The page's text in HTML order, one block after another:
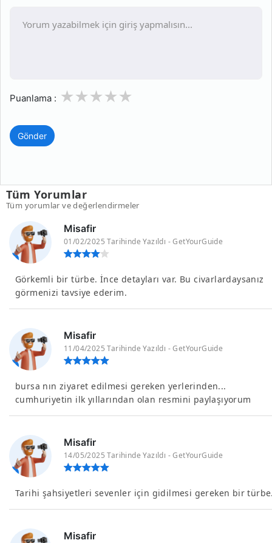
Puanlama : 3
2
1
Gönder
Tüm Yorumlar
Tüm yorumlar ve değerlendirmeler
Misafir
01/02/2025 Tarihinde Yazıldı - GetYourGuide
Görkemli bir türbe. İnce detayları var. Bu civarlardaysanız
görmenizi tavsiye ederim.
Misafir
11/04/2025 Tarihinde Yazıldı - GetYourGuide
bursa nın ziyaret edilmesi gereken yerlerinden...
cumhuriyetin ilk yıllarından olan resmini paylaşıyorum
Misafir
14/05/2025 Tarihinde Yazıldı - GetYourGuide
Tarihi şahsiyetleri sevenler için gidilmesi gereken bir
Misafir